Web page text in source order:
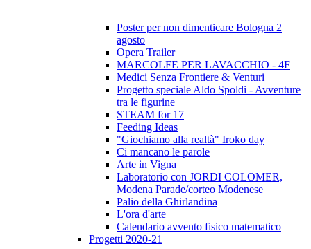
Poster per non dimenticare Bologna 2
agosto
Opera Trailer
MARCOLFE PER LAVACCHIO - 4F
Medici Senza Frontiere & Venturi
Progetto speciale Aldo Spoldi - Avventure
tra le figurine
STEAM for 17
Feeding Ideas
"Giochiamo alla realtà" Iroko day
Ci mancano le parole
Arte in Vigna
Laboratorio con JORDI COLOMER,
Modena Parade/corteo Modenese
Palio della Ghirlandina
L'ora d'arte
Calendario avvento fisico matematico
Progetti 2020-21